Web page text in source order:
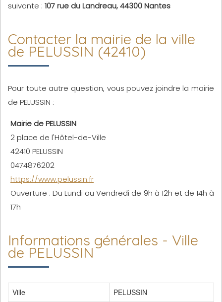
suivante : 107 rue du Landreau, 44300 Nantes
Contacter la mairie de la ville
de PELUSSIN (42410)
Pour toute autre question, vous pouvez joindre la mairie
de PELUSSIN :
Mairie de PELUSSIN
2 place de l'Hôtel-de-Ville
42410 PELUSSIN
0474876202
https://www.pelussin.fr
Ouverture : Du Lundi au Vendredi de 9h à 12h et de 14h à
17h
Informations générales - Ville
de PELUSSIN
Ville
PELUSSIN